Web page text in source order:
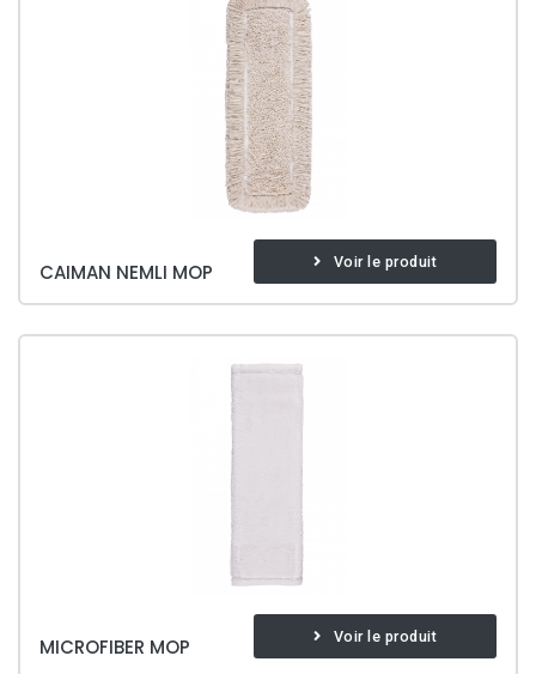
CAIMAN NEMLI MOP Voir le produit
MICROFIBER MOP Voir le produit